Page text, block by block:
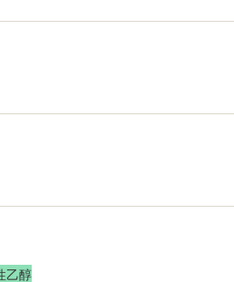
乙醇